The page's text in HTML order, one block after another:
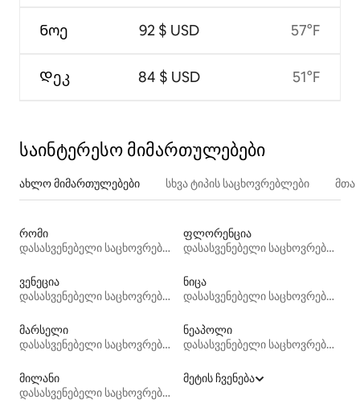
Ნოე
Დეკ
92 $ USD
84 $ USD
57°F
51°F
საინტერესო მიმართულებები
ახლო მიმართულებები სხვა ტიპის საცხოვრებლები
რომი
დასასვენებელი საცხოვრებლები
ფლორენცია
დასასვენებელი საცხოვრებლები
ვენეცია
დასასვენებელი საცხოვრებლები
ნიცა
დასასვენებელი საცხოვრებლები
მარსელი
დასასვენებელი საცხოვრებლები
ნეაპოლი
დასასვენებელი საცხოვრებლები
მილანი
დასასვენებელი საცხოვრებლები
მეტის ჩვენება